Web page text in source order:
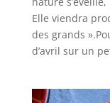
Elle viendra
des grands
d’avril sur un